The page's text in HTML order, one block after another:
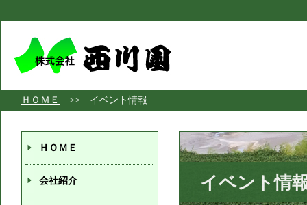
ＨＯＭＥ >> イベント情報
イベント情
ＨＯＭＥ
会社紹介